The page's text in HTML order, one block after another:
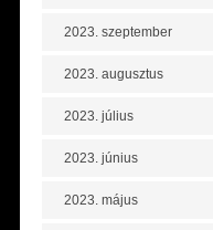
2023. szeptember
2023. augusztus
2023. július
2023. június
2023. május